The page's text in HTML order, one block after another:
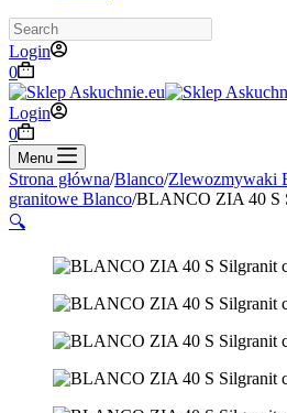
Search
Login
Koszyk
0
Login
Koszyk
0
Menu
Strona główna/Blanco/Zlewozmywaki
granitowe Blanco/BLANCO ZIA 40 S
🔍